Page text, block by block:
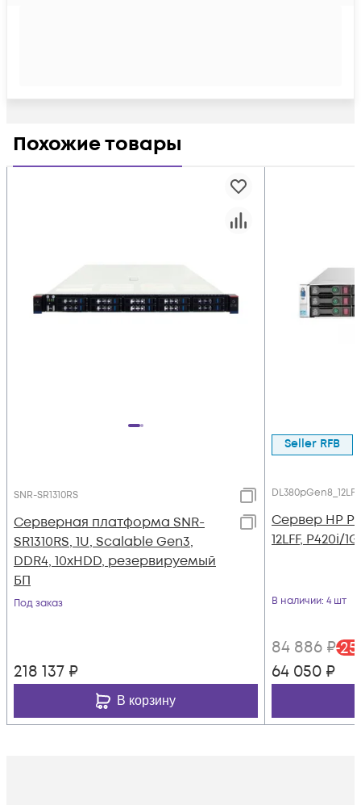
Похожие товары
SNR-SR1310RS
Серверная платформа SNR-
SR1310RS, 1U, Scalable Gen3,
DDR4, 10xHDD, резервируемый
БП
Под заказ
218 137 ₽
В корзину
Seller RFB
DL380pGen8_12LFF
Сервер HP
12LFF, P420i/
В наличии: 4 шт
84 886 ₽-25
64 050 ₽